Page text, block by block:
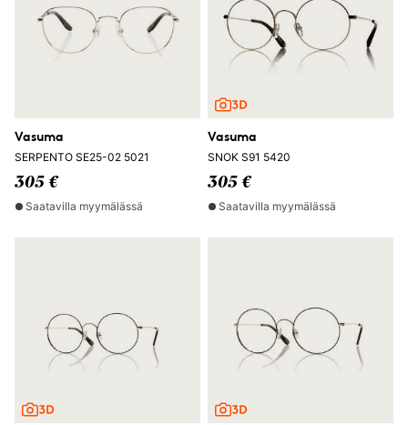
Vasuma
SERPENTO SE25-02 5021
305 €
Saatavilla myymälässä
Vasuma
SNOK S91 5420
305 €
Saatavilla myymälässä